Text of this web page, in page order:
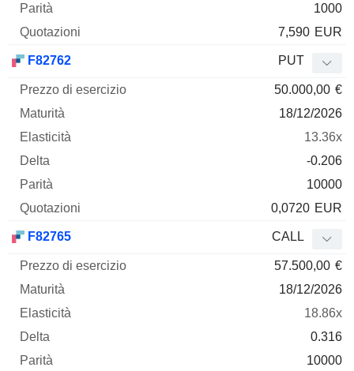
1000
7,590 EUR
F82762 PUT
50.000,00 €
18/12/2026
13.36x
-0.206
10000
0,0720 EUR
F82765 CALL
57.500,00 €
18/12/2026
18.86x
0.316
10000